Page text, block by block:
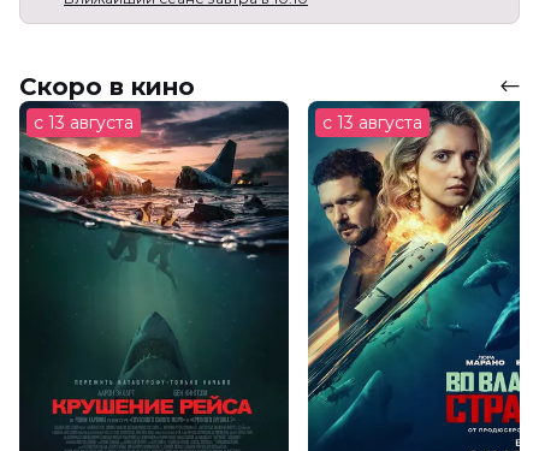
Скоро в кино
с 13 августа с 13 августа